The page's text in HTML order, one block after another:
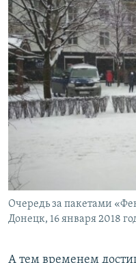
Очередь за пакетами
Донецк, 16 января 2018
А тем временем